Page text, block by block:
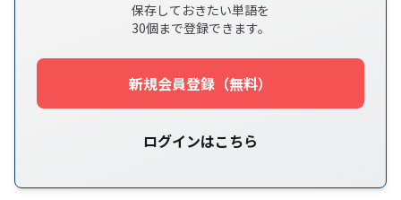
保存しておきたい単語を
30個まで登録できます。
新規会員登録（無料）
ログインはこちら